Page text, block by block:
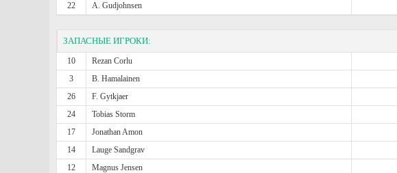
22
A. Gudjohnsen
ЗАПАСНЫЕ ИГРОКИ:
10 Rezan Corlu
3
B. Hamalainen
26
F. Gytkjaer
24
Tobias Storm
17
Jonathan Amon
14
Lauge Sandgrav
12
Magnus Jensen